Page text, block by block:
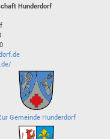
Hunderdorf
Gemeinde Hunderdorf